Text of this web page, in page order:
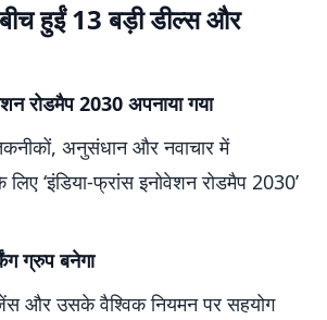
हुईं 13 बड़ी डील्स और
रोडमैप 2030 अपनाया गया
अनुसंधान और नवाचार में
लिए ‘इंडिया-फ्रांस इनोवेशन रोडमैप 2030’
ग्रुप बनेगा
और उसके वैश्विक नियमन पर सहयोग